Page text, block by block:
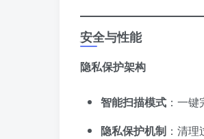
安全与性能
​隐私保护架构​
​智能扫描模式​ ：一
​隐私保护机制​ ：清